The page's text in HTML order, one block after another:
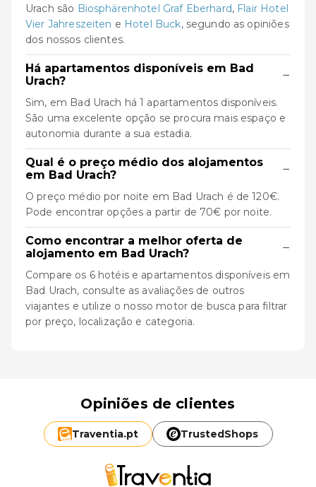
Urach são Biosphärenhotel Graf Eberhard, Flair Hotel
Vier Jahreszeiten e Hotel Buck, segundo as opiniões
dos nossos clientes.
Há apartamentos disponíveis em Bad
Urach?
−
Sim, em Bad Urach há 1 apartamentos disponíveis.
São uma excelente opção se procura mais espaço e
autonomia durante a sua estadia.
Qual é o preço médio dos alojamentos
em Bad Urach?
−
O preço médio por noite em Bad Urach é de 120€.
Pode encontrar opções a partir de 70€ por noite.
Como encontrar a melhor oferta de
alojamento em Bad Urach?
−
Compare os 6 hotéis e apartamentos disponíveis em
Bad Urach, consulte as avaliações de outros
viajantes e utilize o nosso motor de busca para filtrar
por preço, localização e categoria.
Opiniões de clientes
Traventia.pt TrustedShops